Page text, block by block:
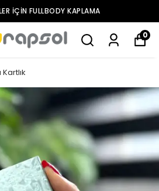
IÇIN FULLBODY KAPLAMA
0